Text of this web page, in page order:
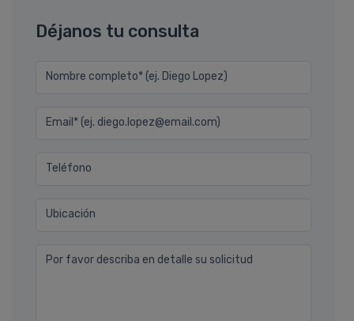
Déjanos tu consulta
Nombre completo* (ej. Diego Lopez)
Email* (ej. diego.lopez@email.com)
Teléfono
Ubicación
Por favor describa en detalle su solicitud